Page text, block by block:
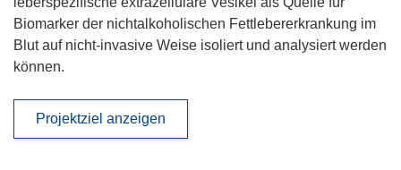
Biomarker der nichtalkoholischen Fettlebererkrankung im
Blut auf nicht-invasive Weise isoliert und analysiert werden
können.
Projektziel anzeigen